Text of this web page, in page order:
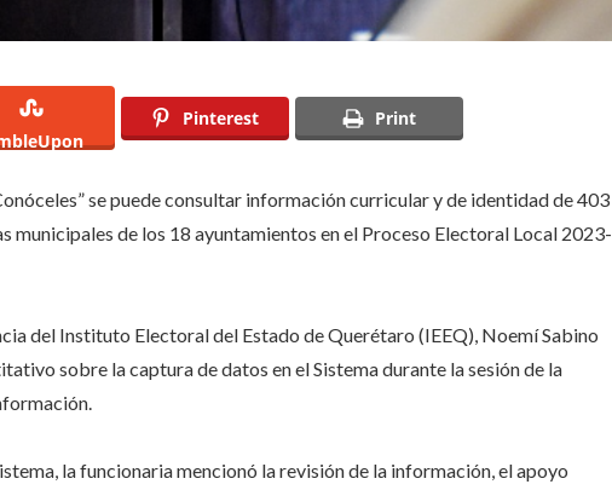
Pinterest Print
se puede consultar información curricular y de identidad de 403
municipales de los 18 ayuntamientos en el Proceso Electoral Local 2023-
del Instituto Electoral del Estado de Querétaro (IEEQ), Noemí Sabino
sobre la captura de datos en el Sistema durante la sesión de la
la funcionaria mencionó la revisión de la información, el apoyo